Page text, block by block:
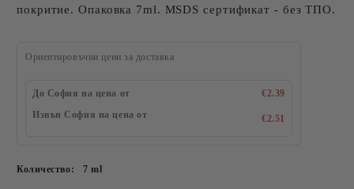
покритие. Опаковка 7ml. MSDS сертификат - без ТПО.
Ориентировъчни цени за доставка
До София на цена от
€2.39
Извън София на цена от
€2.51
Количество: 7 ml